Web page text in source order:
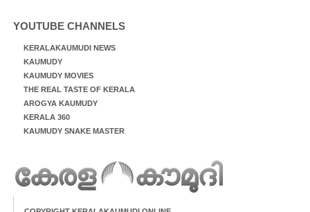
YOUTUBE CHANNELS
KERALAKAUMUDI NEWS
KAUMUDY
KAUMUDY MOVIES
THE REAL TASTE OF KERALA
AROGYA KAUMUDY
KERALA 360
KAUMUDY SNAKE MASTER